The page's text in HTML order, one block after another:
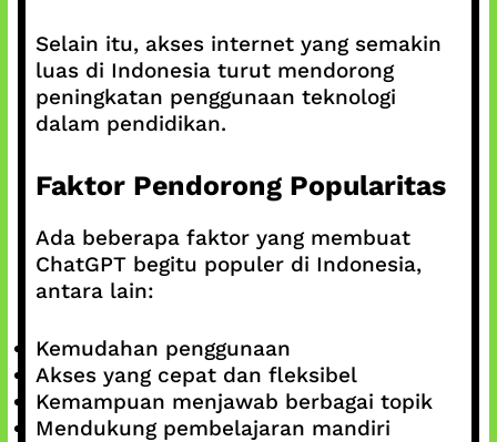
Selain itu, akses internet yang semakin
luas di Indonesia turut mendorong
peningkatan penggunaan teknologi
dalam pendidikan.
Faktor Pendorong Popularitas
Ada beberapa faktor yang membuat
ChatGPT begitu populer di Indonesia,
antara lain:
Kemudahan penggunaan
Akses yang cepat dan fleksibel
Kemampuan menjawab berbagai topik
Mendukung pembelajaran mandiri